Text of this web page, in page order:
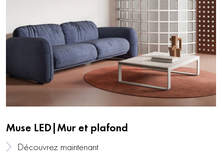
Muse LED|Mur et plafond
Découvrez maintenant